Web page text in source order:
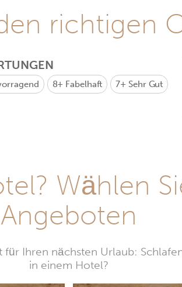
richtigen
8+ Fabelhaft 7+ Sehr Gut
Wählen
Angeboten
Ihren nächsten Urlaub:
in einem Hotel?